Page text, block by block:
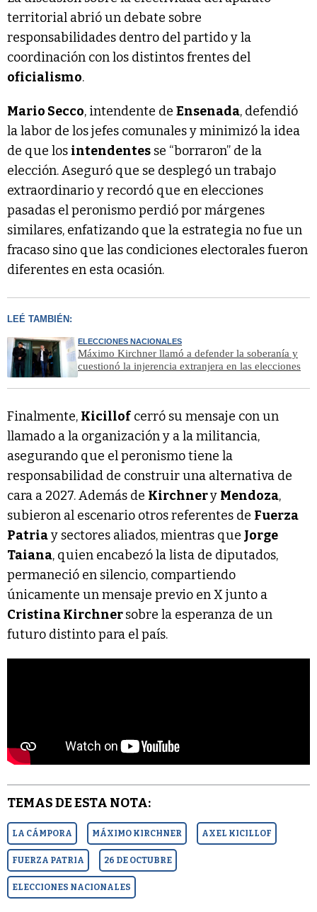
territorial abrió un debate sobre
responsabilidades dentro del partido y la
coordinación con los distintos frentes del
oficialismo.
Mario Secco, intendente de Ensenada, defendió
la labor de los jefes comunales y minimizó la idea
de que los intendentes se “borraron” de la
elección. Aseguró que se desplegó un trabajo
extraordinario y recordó que en elecciones
pasadas el peronismo perdió por márgenes
similares, enfatizando que la estrategia no fue un
fracaso sino que las condiciones electorales fueron
diferentes en esta ocasión.
LEÉ TAMBIÉN:
ELECCIONES NACIONALES
Máximo Kirchner llamó a defender la soberanía y
cuestionó la injerencia extranjera en las elecciones
Finalmente, Kicillofcerró su mensaje con un
llamado a la organización y a la militancia,
asegurando que el peronismo tiene la
responsabilidad de construir una alternativa de
cara a 2027. Además de Kirchnery Mendoza,
subieron al escenario otros referentes de Fuerza
Patriay sectores aliados, mientras que Jorge
Taiana, quien encabezó la lista de diputados,
permaneció en silencio, compartiendo
únicamente un mensaje previo en X junto a
Cristina Kirchnersobre la esperanza de un
futuro distinto para el país.
TEMAS DE ESTA NOTA:
LA CÁMPORA MÁXIMO KIRCHNER AXEL KICILLOF
FUERZA PATRIA 26 DE OCTUBRE
ELECCIONES NACIONALES